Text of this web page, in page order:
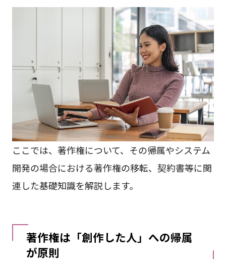
ここでは、著作権について、その帰属やシステム
開発の場合における著作権の移転、契約書等に関
連した基礎知識を解説します。
著作権は「創作した人」への帰属
が原則